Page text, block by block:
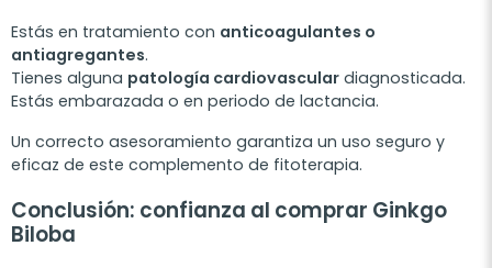
Estás en tratamiento con anticoagulantes o
antiagregantes.
Tienes alguna patología cardiovascular diagnosticada.
Estás embarazada o en periodo de lactancia.
Un correcto asesoramiento garantiza un uso seguro y
eficaz de este complemento de fitoterapia.
Conclusión: confianza al comprar Ginkgo
Biloba